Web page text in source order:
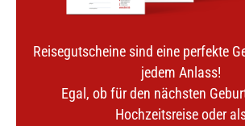
Reisegutscheine sind eine perfekte
jedem Anlass!
Egal, ob für den nächsten
Hochzeitsreise oder